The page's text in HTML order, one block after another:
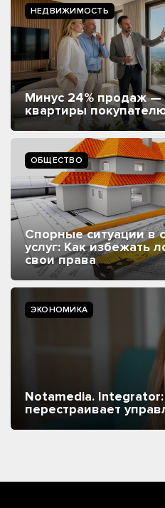
НЕДВИЖИМОСТЬ
Минус 24% продаж —
квартиры
ОБЩЕСТВО
Спорные ситуации в
услуг: Как избежать
свои права
ЭКОНОМИКА
Notamedia.
перестраивает